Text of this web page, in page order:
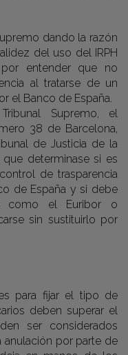
dando la razón
del uso del IRPH
entender que no
al tratarse de un
el Banco de España.
Supremo, el
38 de Barcelona,
de Justicia de la
que determinase si es
de trasparencia
de España y si debe
como el Euribor o
sin sustituirlo por
para fijar el tipo de
deben superar el
ser considerados
anulación por parte de